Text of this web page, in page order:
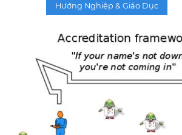
Hướng Nghiệp & Giáo Dục